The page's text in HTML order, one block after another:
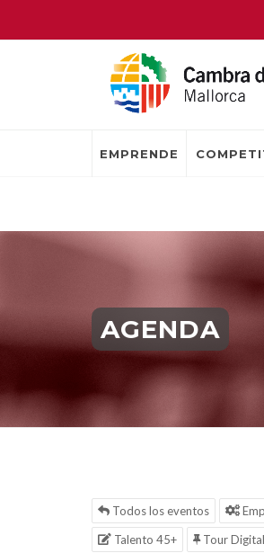
EMPRENDE
AGENDA
Todos los eventos
Talento 45+
Tour Digital